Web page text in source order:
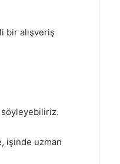
bir alışveriş
söyleyebiliriz.
işinde uzman